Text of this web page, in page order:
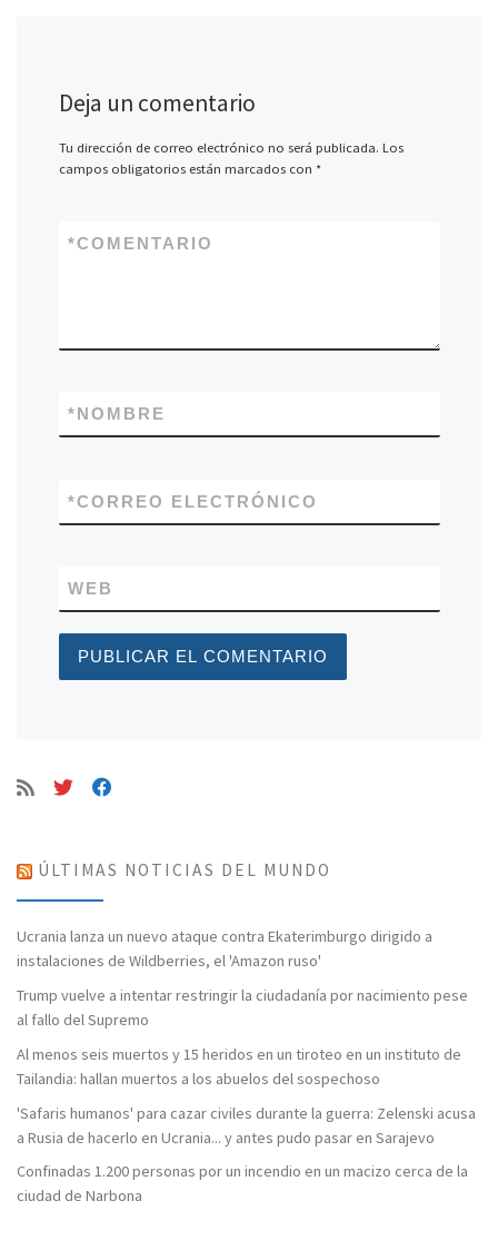
Deja un comentario
Tu dirección de correo electrónico no será publicada. Los
campos obligatorios están marcados con *
COMENTARIO
*
NOMBRE
*
CORREO ELECTRÓNICO
*
WEB
ÚLTIMAS NOTICIAS DEL MUNDO
Ucrania lanza un nuevo ataque contra Ekaterimburgo dirigido a
instalaciones de Wildberries, el 'Amazon ruso'
Trump vuelve a intentar restringir la ciudadanía por nacimiento pese
al fallo del Supremo
Al menos seis muertos y 15 heridos en un tiroteo en un instituto de
Tailandia: hallan muertos a los abuelos del sospechoso
'Safaris humanos' para cazar civiles durante la guerra: Zelenski acusa
a Rusia de hacerlo en Ucrania... y antes pudo pasar en Sarajevo
Confinadas 1.200 personas por un incendio en un macizo cerca de la
ciudad de Narbona